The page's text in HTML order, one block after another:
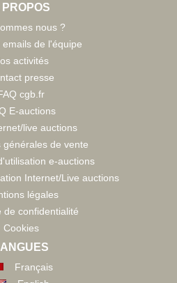
PROPOS
nous ?
emails de l'équipe
activités
presse
cgb.fr
E-auctions
live auctions
générales de vente
e-auctions
Internet/Live auctions
légales
de confidentialité
Cookies
Français